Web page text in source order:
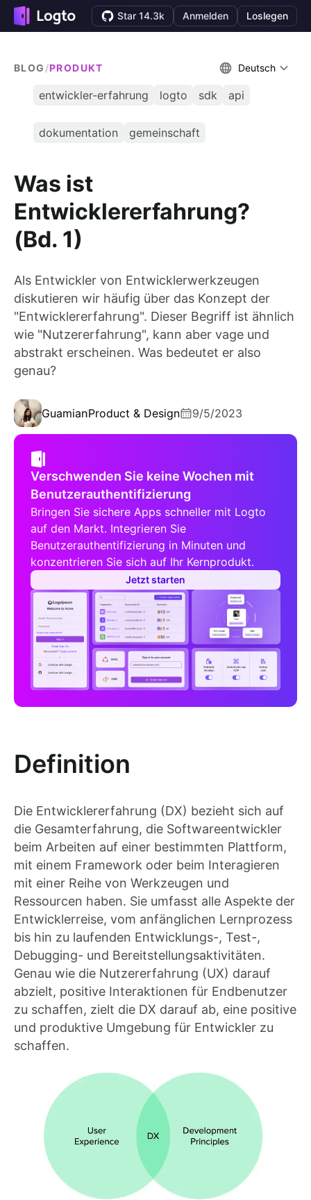
Star 14.3k Anmelden Loslegen
BLOG /PRODUKT Deutsch
entwickler-erfahrung logto sdk api
dokumentation gemeinschaft
Was ist
Entwicklererfahrung?
(Bd. 1)
Als Entwickler von Entwicklerwerkzeugen
diskutieren wir häufig über das Konzept der
"Entwicklererfahrung". Dieser Begriff ist ähnlich
wie "Nutzererfahrung", kann aber vage und
abstrakt erscheinen. Was bedeutet er also
genau?
GuamianProduct & Design 9/5/2023
Verschwenden Sie keine Wochen mit
Benutzerauthentifizierung
Bringen Sie sichere Apps schneller mit Logto
auf den Markt. Integrieren Sie
Benutzerauthentifizierung in Minuten und
konzentrieren Sie sich auf Ihr Kernprodukt.
Jetzt starten
Definition
Die Entwicklererfahrung (DX) bezieht sich auf
die Gesamterfahrung, die Softwareentwickler
beim Arbeiten auf einer bestimmten Plattform,
mit einem Framework oder beim Interagieren
mit einer Reihe von Werkzeugen und
Ressourcen haben. Sie umfasst alle Aspekte der
Entwicklerreise, vom anfänglichen Lernprozess
bis hin zu laufenden Entwicklungs-, Test-,
Debugging- und Bereitstellungsaktivitäten.
Genau wie die Nutzererfahrung (UX) darauf
abzielt, positive Interaktionen für Endbenutzer
zu schaffen, zielt die DX darauf ab, eine positive
und produktive Umgebung für Entwickler zu
schaffen.